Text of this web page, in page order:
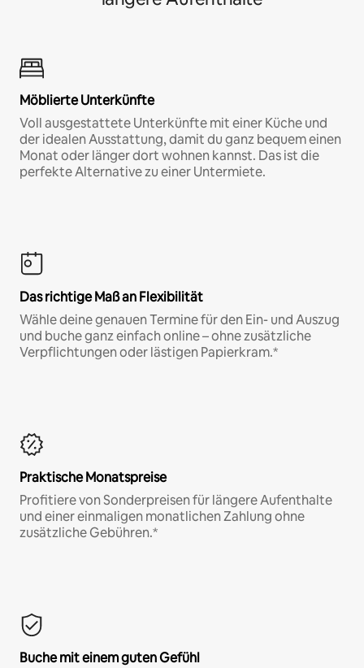
Möblierte Unterkünfte
Voll ausgestattete Unterkünfte mit einer Küche und
der idealen Ausstattung, damit du ganz bequem einen
Monat oder länger dort wohnen kannst. Das ist die
perfekte Alternative zu einer Untermiete.
Das richtige Maß an Flexibilität
Wähle deine genauen Termine für den Ein- und Auszug
und buche ganz einfach online – ohne zusätzliche
Verpflichtungen oder lästigen Papierkram.*
Praktische Monatspreise
Profitiere von Sonderpreisen für längere Aufenthalte
und einer einmaligen monatlichen Zahlung ohne
zusätzliche Gebühren.*
Buche mit einem guten Gefühl